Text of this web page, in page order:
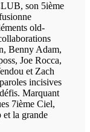
son 5ième
old-
Benny Adam,
Joe Rocca,
et Zach
incisives
Marquant
7ième Ciel,
la grande